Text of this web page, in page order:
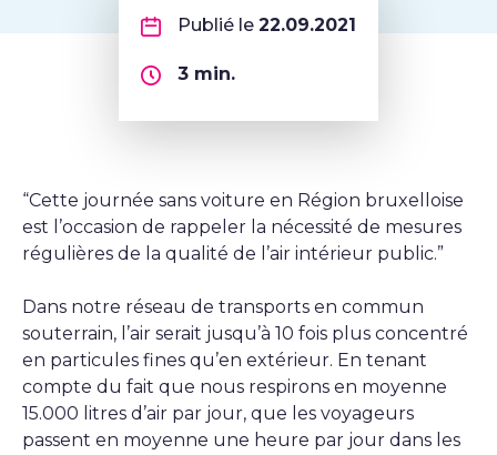
Publié le 22.09.2021
3 min.
“Cette journée sans voiture en Région bruxelloise
est l’occasion de rappeler la nécessité de mesures
régulières de la qualité de l’air intérieur public.”
Dans notre réseau de transports en commun
souterrain, l’air serait jusqu’à 10 fois plus concentré
en particules fines qu’en extérieur. En tenant
compte du fait que nous respirons en moyenne
15.000 litres d’air par jour, que les voyageurs
passent en moyenne une heure par jour dans les